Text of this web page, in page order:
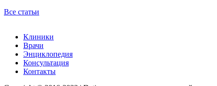
Все статьи
Клиники
Врачи
Энциклопедия
Консультация
Контакты